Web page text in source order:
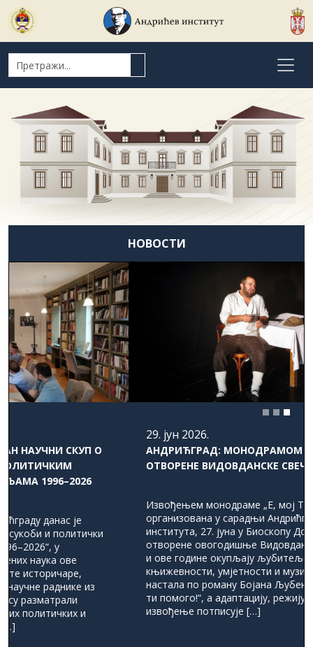
Search for:
НОВОСТИ
АНДРИЋГРАД: МОНОДРАМОМ „Е, МОЈ ТОДОРЕ!“
ОТВОРЕНЕ ВИДОВДАНСКЕ СВЕЧАНОСТИ
Извођењем монодраме „Е, мој Тодоре!“, која је
организована у сарадњи Андрићграда и Андрићевог
института, 27. јуна у Биоскопу Доли Бел свечано су
отворене овогодишње Видовданске свечаности, које
и ове године окупљају љубитеље позоришта,
књижевности, умјетности и музике. Представа је
настала по роману Бојана Љубеновића „Србијо, Бог
ти помого!“, а адаптацију, режију и глумачко
извођење потписује […]